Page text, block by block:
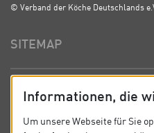
© Verband der Köche Deutschlands
SITEMAP
Informationen, die
Um unsere Webseite für Sie